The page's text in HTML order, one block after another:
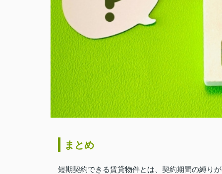
まとめ
短期契約できる賃貸物件とは、契約期間の縛り